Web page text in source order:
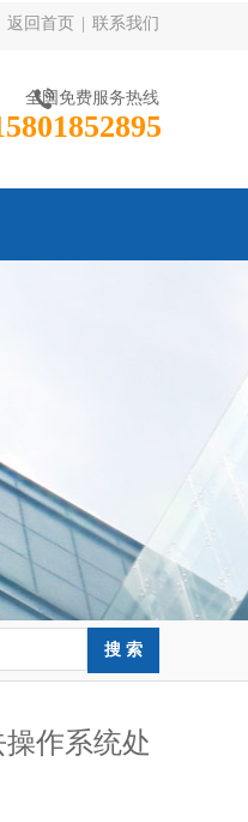
返回首页 联系我们
全国免费服务热线
作系统处